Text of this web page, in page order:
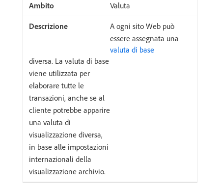
Valuta
A ogni sito Web può
essere assegnata una
valuta di base
diversa. La valuta di base
viene utilizzata per
elaborare tutte le
transazioni, anche se al
cliente potrebbe apparire
una valuta di
visualizzazione diversa,
in base alle impostazioni
internazionali della
visualizzazione archivio.